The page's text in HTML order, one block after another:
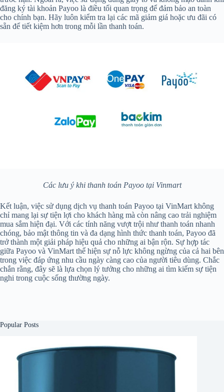
đăng ký tài khoản Payoo là điều tối quan trọng để đảm bảo an toàn
cho chính bạn. Hãy luôn kiểm tra lại các mã giảm giá hoặc ưu đãi có
sẵn để tiết kiệm hơn trong mỗi lần thanh toán.
Các lưu ý khi thanh toán Payoo tại Vinmart
Kết luận, việc sử dụng dịch vụ thanh toán Payoo tại VinMart không
chỉ mang lại sự tiện lợi cho khách hàng mà còn nâng cao trải nghiệm
mua sắm hiện đại. Với các tính năng vượt trội như thanh toán nhanh
chóng, bảo mật thông tin và đa dạng hình thức thanh toán, Payoo đã
trở thành một giải pháp hiệu quả cho những ai bận rộn. Sự hợp tác
giữa Payoo và VinMart thể hiện sự nỗ lực không ngừng của cả hai bên
trong việc đáp ứng nhu cầu ngày càng cao của người tiêu dùng. Chắc
chắn rằng, đây sẽ là lựa chọn lý tưởng cho những ai tìm kiếm sự tiện
nghi trong cuộc sống thường ngày.
Popular Posts